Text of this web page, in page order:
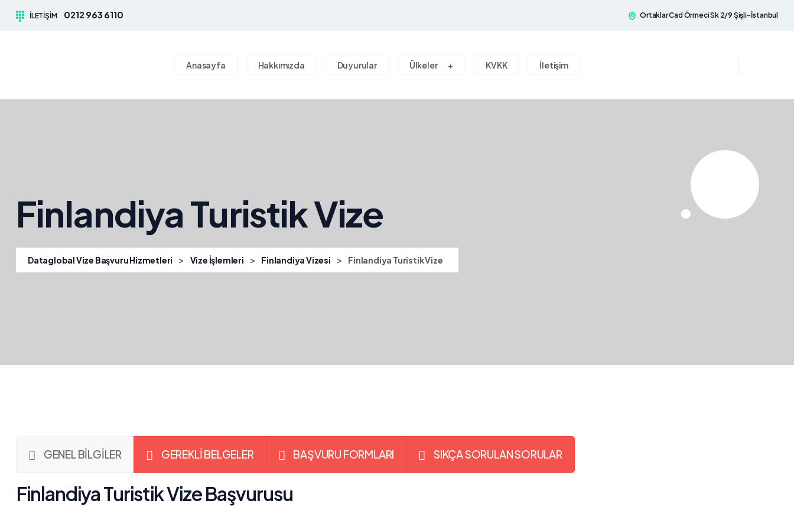
İLETIŞIM 0212 963 6110 Ortaklar Cad Örmeci Sk 2/9 Şişli-İstanbul
Anasayfa Hakkımızda Duyurular Ülkeler KVKK İletişim
Finlandiya Turistik Vize
Dataglobal Vize Başvuru Hizmetleri > Vize İşlemleri > Finlandiya Vizesi > Finlandiya Turistik Vize
GENEL BİLGİLER GEREKLİ BELGELER BAŞVURU FORMLARI SIKÇA SORULAN SORULAR
Finlandiya Turistik Vize Başvurusu